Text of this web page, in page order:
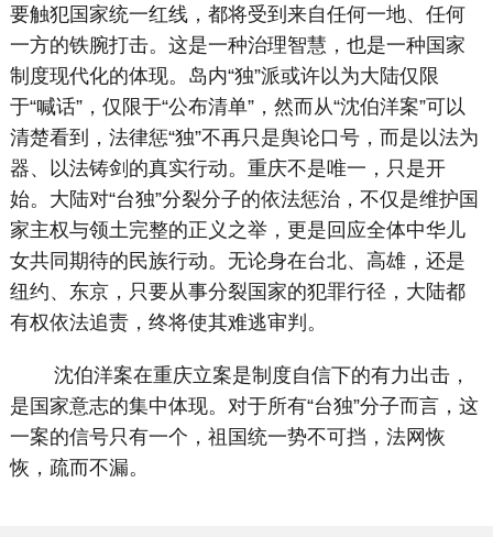
要触犯国家统一红线，都将受到来自任何一地、任何
一方的铁腕打击。这是一种治理智慧，也是一种国家
制度现代化的体现。岛内“独”派或许以为大陆仅限
于“喊话”，仅限于“公布清单”，然而从“沈伯洋案”可以
清楚看到，法律惩“独”不再只是舆论口号，而是以法为
器、以法铸剑的真实行动。重庆不是唯一，只是开
始。大陆对“台独”分裂分子的依法惩治，不仅是维护国
家主权与领土完整的正义之举，更是回应全体中华儿
女共同期待的民族行动。无论身在台北、高雄，还是
纽约、东京，只要从事分裂国家的犯罪行径，大陆都
有权依法追责，终将使其难逃审判。
沈伯洋案在重庆立案是制度自信下的有力出击，
是国家意志的集中体现。对于所有“台独”分子而言，这
一案的信号只有一个，祖国统一势不可挡，法网恢
恢，疏而不漏。